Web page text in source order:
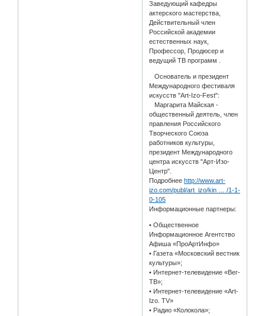
Заведующий кафедры
актерского мастерства,
Действительный член
Российской академии
естественных наук,
Профессор, Продюсер и
ведущий ТВ программ .
Основатель и президент
Международного фестиваля
искусств "Art-Izo-Fest":
Маргарита Майская -
общественный деятель, член
правления Российского
Творческого Союза
работников культуры,
президент Международного
центра искусств "Арт-Изо-
Центр".
Подробнееhttp://www.art-
izo.com/publ/art_izo/kin … /1-1-
0-105
Информационные партнеры:
• Общественное
Информационное Агентство
Афиша «ПроАртИнфо»
• Газета «Московский вестник
культуры»;
• Интернет-телевидение «Вег-
ТВ»;
• Интернет-телевидение «Art-
Izo. TV»
• Радио «Колокола»;